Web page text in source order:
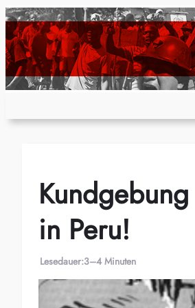
Zum
Inhalt
springen
in Peru!
Lesedauer:3–4 Minuten